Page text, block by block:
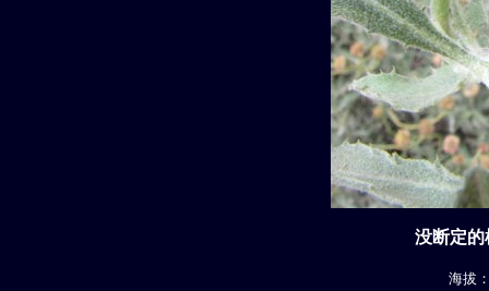
没断定
海拔